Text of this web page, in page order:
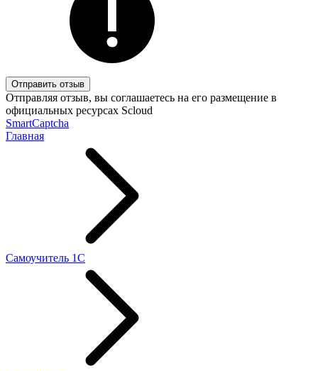
Отправить отзыв
Отправляя отзыв, вы соглашаетесь на его размещение в
официальных ресурсах Scloud
SmartCaptcha
Главная
Самоучитель 1С